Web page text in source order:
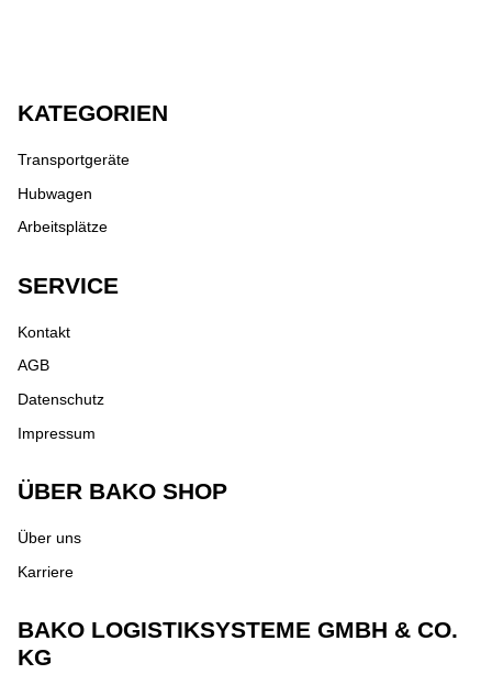
KATEGORIEN
Transportgeräte
Hubwagen
Arbeitsplätze
SERVICE
Kontakt
AGB
Datenschutz
Impressum
ÜBER BAKO SHOP
Über uns
Karriere
BAKO LOGISTIKSYSTEME GMBH & CO.
KG